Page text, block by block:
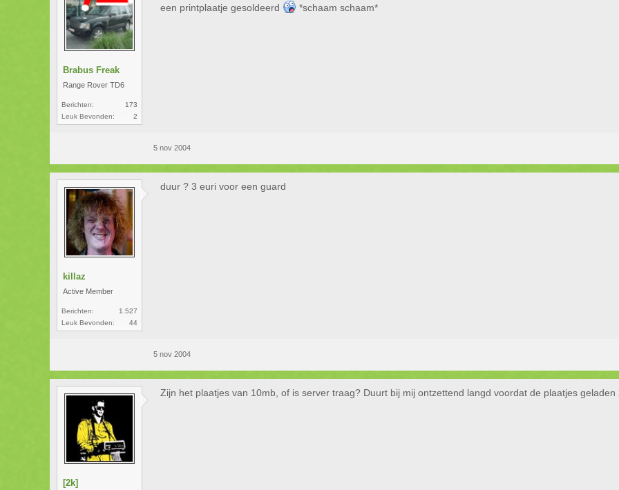
Brabus Freak
Range Rover TD6
Berichten:
173
Leuk Bevonden:
2
een printplaatje gesoldeerd
*schaam schaam*
5 nov 2004
killaz
Active Member
Berichten:
1.527
Leuk Bevonden:
44
duur ? 3 euri voor een guard
5 nov 2004
[2k]
Zijn het plaatjes van 10mb, of is server traag? Duurt bij mij ontzettend langd voordat de plaatjes geladen